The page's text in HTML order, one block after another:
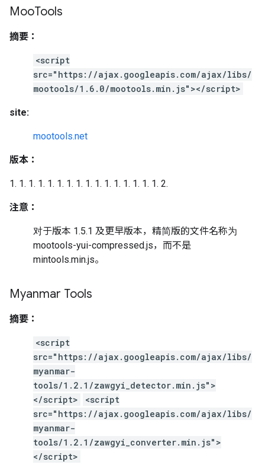
MooTools
摘要：
<script
src="https://ajax.googleapis.com/ajax/libs/
mootools/1.6.0/mootools.min.js"></script>
site:
mootools.net
版本：
1. 1. 1. 1. 1. 1. 1. 1. 1. 1. 1. 1. 1. 1. 1. 1. 2.
注意：
对于版本 1.5.1 及更早版本，精简版的文件名称为
mootools-yui-compressed.js，而不是
mintools.min.js。
Myanmar Tools
摘要：
<script
src="https://ajax.googleapis.com/ajax/libs/
myanmar-
tools/1.2.1/zawgyi_detector.min.js">
</script>
<script
src="https://ajax.googleapis.com/ajax/libs/
myanmar-
tools/1.2.1/zawgyi_converter.min.js">
</script>